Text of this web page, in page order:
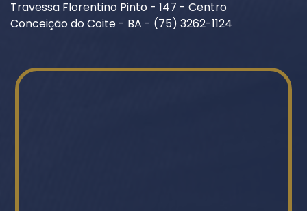
Travessa Florentino Pinto - 147 - Centro
Conceição do Coite - BA - (75) 3262-1124